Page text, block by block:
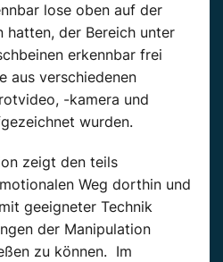
lose oben auf der
hatten, der Bereich unter
erkennbar frei
aus verschiedenen
-kamera und
wurden.
zeigt den teils
Weg dorthin und
geeigneter Technik
der Manipulation
zu können. Im